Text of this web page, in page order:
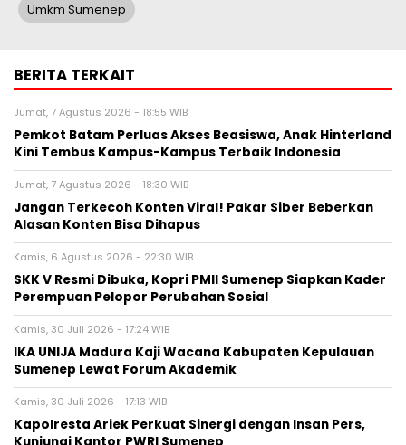
Umkm Sumenep
BERITA TERKAIT
Jumat, 7 Agustus 2026 - 18:55 WIB
Pemkot Batam Perluas Akses Beasiswa, Anak Hinterland
Kini Tembus Kampus-Kampus Terbaik Indonesia
Jumat, 7 Agustus 2026 - 18:30 WIB
Jangan Terkecoh Konten Viral! Pakar Siber Beberkan
Alasan Konten Bisa Dihapus
Kamis, 6 Agustus 2026 - 22:30 WIB
SKK V Resmi Dibuka, Kopri PMII Sumenep Siapkan Kader
Perempuan Pelopor Perubahan Sosial
Kamis, 30 Juli 2026 - 17:24 WIB
IKA UNIJA Madura Kaji Wacana Kabupaten Kepulauan
Sumenep Lewat Forum Akademik
Kamis, 30 Juli 2026 - 17:13 WIB
Kapolresta Ariek Perkuat Sinergi dengan Insan Pers,